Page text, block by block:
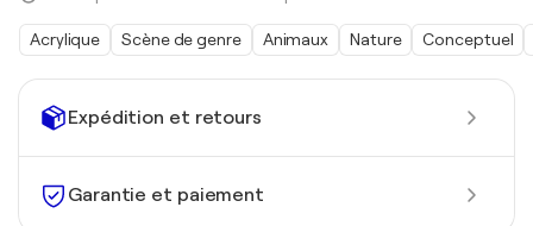
Expédition et retours
Garantie et paiement
Acrylique Scène de genre Animaux Nature Conceptuel